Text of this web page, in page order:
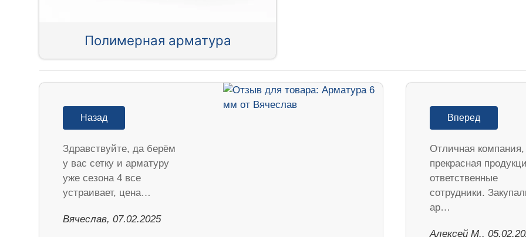
Полимерная арматура
Назад
Здравствуйте, да берём
у вас сетку и арматуру
уже сезона 4 все
устраивает, цена…
Вячеслав, 07.02.2025
Вперед
Отличная компания,
прекрасная
ответственные
сотрудники.
ар…
Алексей М.,